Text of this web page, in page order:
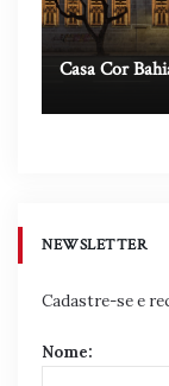
Casa Cor
NEWSLETTER
Cadastre-se e
Nome: